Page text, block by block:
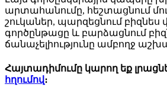
արտահանումը, հեշտացնում
շուկաներ, պարզեցնում բիզնես
գործընթացը և բարձացնում
ճանաչելիությունը ամբողջ
Հայտադիմումը կարող եք
հղումով։